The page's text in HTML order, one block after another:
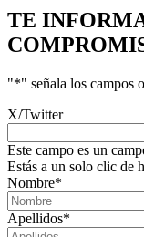
TE
"*" señala los campos
X/Twitter
Este campo es un
Estás a un solo clic de
Nombre*
Apellidos*